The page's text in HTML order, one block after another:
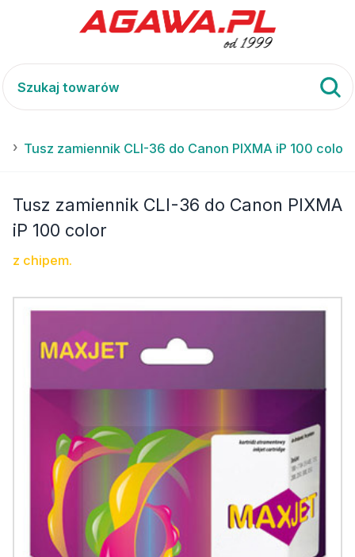
Tusz zamiennik CLI-36 do Canon PIXMA iP 100 color
Tusz zamiennik CLI-36 do Canon PIXMA
iP 100 color
z chipem.